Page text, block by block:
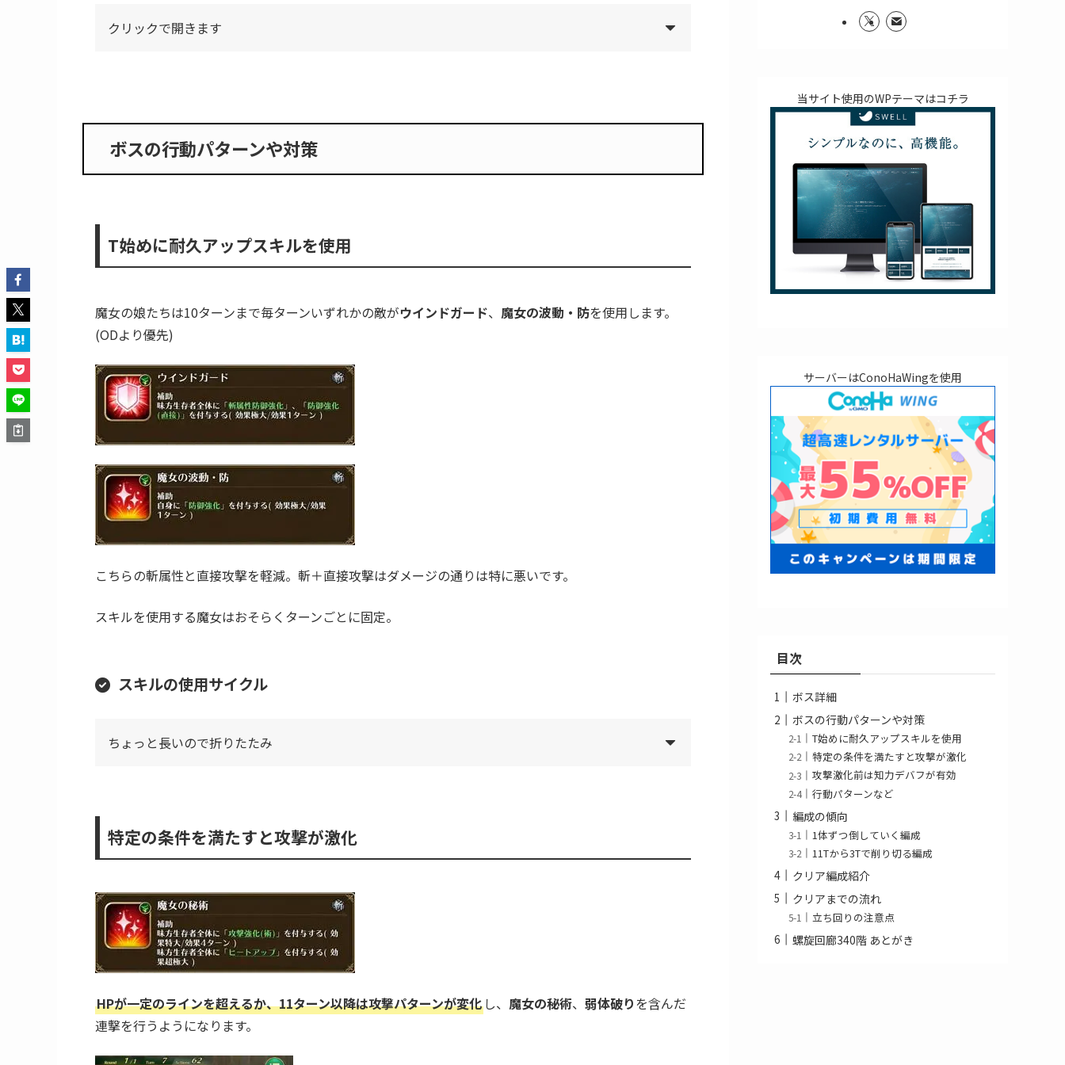
螺旋回廊340階 あとがき
ボス詳細
クリックで開きます
ボスの行動パターンや対策
T始めに耐久アップスキルを使用
魔女の娘たちは10ターンまで毎ターンいずれかの敵が
スキルを使用する魔女はおそらくターンごとに固定。
スキルの使用サイクル
ちょっと長いので折りたたみ
特定の条件を満たすと攻撃が激化
当サイト使用のWPテーマはコチラ
サーバーはConoHaWingを使用
目次
ボス詳細
ボスの行動パターンや対策
T始めに耐久アップスキルを使用
特定の条件を満たすと攻撃が激化
攻撃激化前は知力デバフが有効
行動パターンなど
編成の傾向
1体ずつ倒していく編成
11Tから3Tで削り切る編成
クリア編成紹介
クリアまでの流れ
立ち回りの注意点
螺旋回廊340階 あとがき